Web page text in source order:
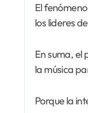
El
los lideres
En suma, el
la música
Porque la